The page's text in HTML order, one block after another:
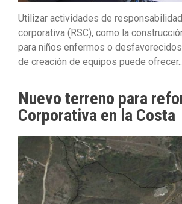
Utilizar actividades de
corporativa (RSC), como la
para niños enfermos o
de creación de equipos puede
Nuevo terreno para
Corporativa en la Costa